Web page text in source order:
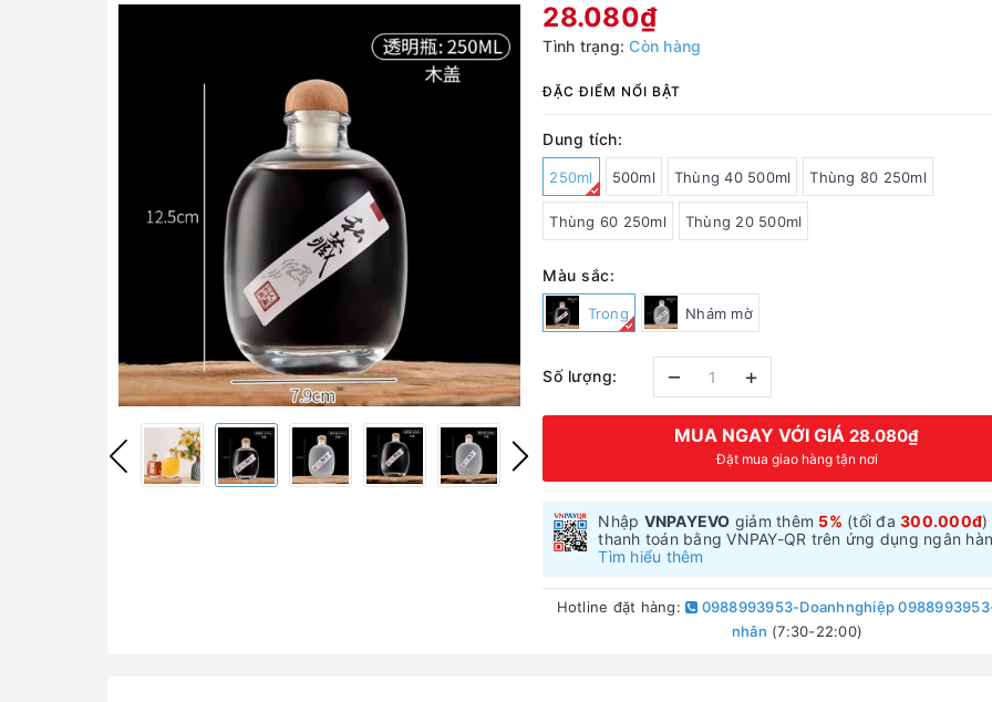
28.080₫
Tình trạng: Còn hàng
ĐẶC ĐIỂM NỔI BẬT
Dung tích:
250ml 500ml Thùng 40 500ml Thùng 80 250ml
Thùng 60 250ml Thùng 20 500ml
Màu sắc:
Trong Nhám mờ
Số lượng: – +
MUA NGAY VỚI GIÁ28.080₫
Đặt mua giao hàng tận nơi
Nhập VNPAYEVO giảm thêm 5% (tối đa300.000đ)
thanh toán bằng VNPAY-QR trên ứng dụng ngân
Tìm hiểu thêm
Hotline đặt hàng:
0988993953-Doanhnghiệp
nhân (7:30-22:00)